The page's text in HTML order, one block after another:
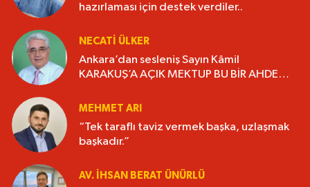
hazırlaması için destek verdiler..
NECATI ÜLKER
Ankara’dan sesleniş Sayın Kâmil
KARAKUŞ’A AÇIK MEKTUP BU BİR AHDE
GETİRELİM”.
MEHMET ARI
“Tek taraflı taviz vermek başka, uzlaşmak
başkadır.”
AV. İHSAN BERAT ÜNÜRLÜ